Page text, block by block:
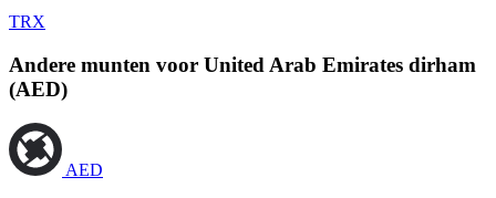
TRX
Andere munten voor United Arab Emirates dirham
(AED)
AED